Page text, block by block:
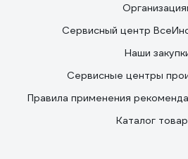
Сервисный центр
Наши
Сервисные центры
Правила применения
Каталог